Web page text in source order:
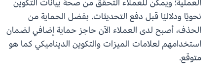
العملية؛ ويمكن للعملاء التحقق من صحة بيانات التكوين
نحويًا ودلاليًا قبل دفع التحديثات. بفضل الحماية من
الحذف، أصبح لدى العملاء الآن حاجز حماية إضافي لضمان
استخدامهم لعلامات الميزات والتكوين الديناميكي كما هو
متوقع.